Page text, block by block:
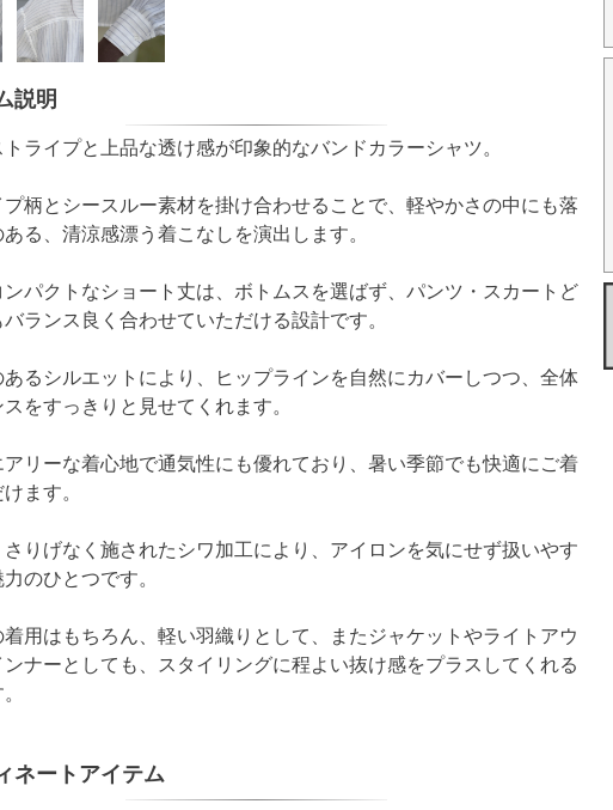
説明
ライプと上品な透け感が印象的なバンドカラーシャツ。
プ柄とシースルー素材を掛け合わせることで、軽やかさの中にも落
る、清涼感漂う着こなしを演出します。
ンパクトなショート丈は、ボトムスを選ばず、パンツ・スカートど
ランス良く合わせていただける設計です。
あるシルエットにより、ヒップラインを自然にカバーしつつ、全体
をすっきりと見せてくれます。
アリーな着心地で通気性にも優れており、暑い季節でも快適にご着
ます。
さりげなく施されたシワ加工により、アイロンを気にせず扱いやす
のひとつです。
用はもちろん、軽い羽織りとして、またジャケットやライトアウ
ンナーとしても、スタイリングに程よい抜け感をプラスしてくれる
ネートアイテム